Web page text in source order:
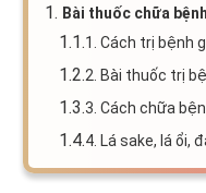
1. Bài thuốc chữa
1.1.1. Cách trị bệnh
1.2.2. Bài thuốc trị
1.3.3. Cách chữa
1.4.4. Lá sake, lá ổi,